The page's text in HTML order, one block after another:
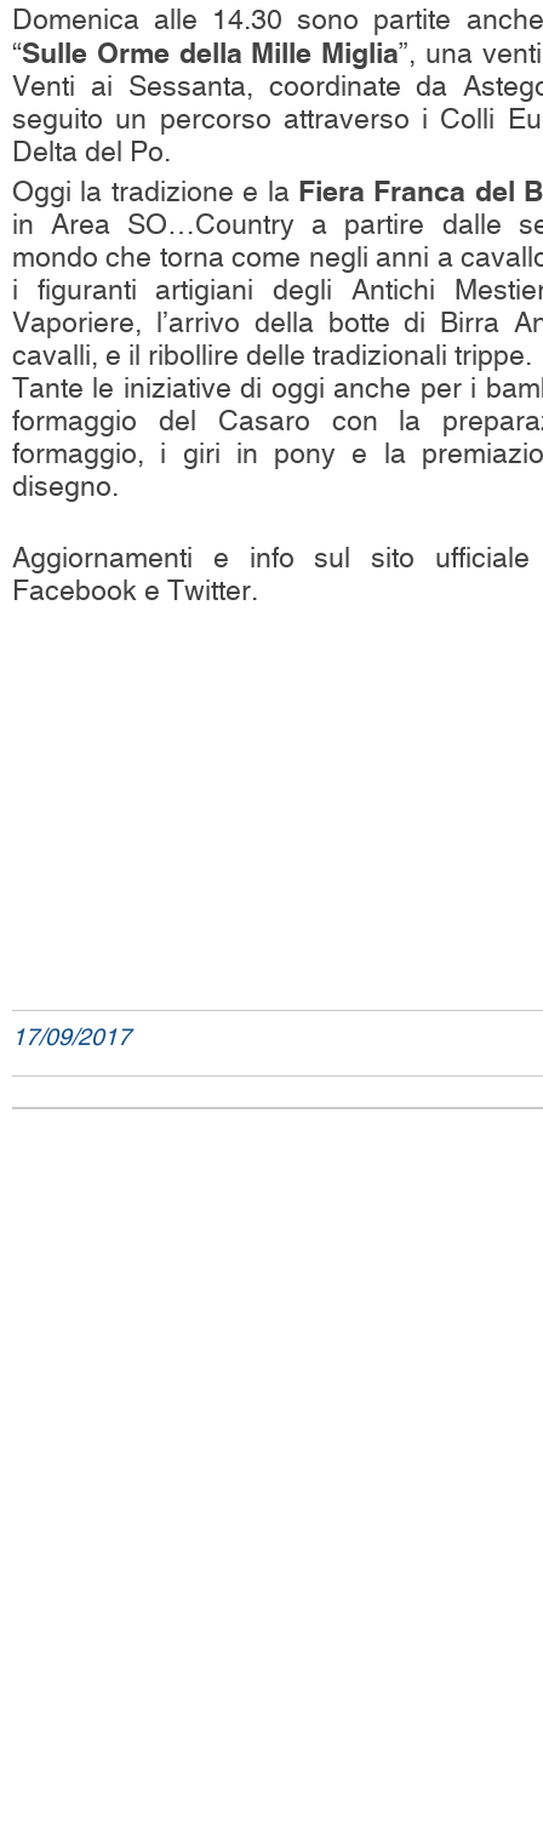
Domenica alle 14.30 sono partite
“Sulle Orme della Mille Miglia”, una
Venti ai Sessanta, coordinate da
seguito un percorso attraverso i Colli
Delta del Po.
Oggi la tradizione e la Fiera Franca del
in Area SO…Country a partire dalle
mondo che torna come negli anni a
i figuranti artigiani degli Antichi
Vaporiere, l’arrivo della botte di Birra
cavalli, e il ribollire delle tradizionali trippe.
Tante le iniziative di oggi anche per i
formaggio del Casaro con la
formaggio, i giri in pony e la
disegno.
Aggiornamenti e info sul sito ufficiale
Facebook e Twitter.
17/09/2017